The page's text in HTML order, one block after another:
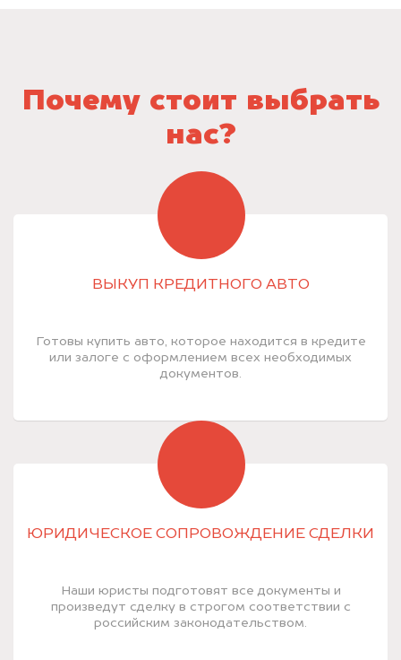
Почему стоит выбрать
нас?
ВЫКУП КРЕДИТНОГО АВТО
Готовы купить авто, которое находится в кредите
или залоге с оформлением всех необходимых
документов.
ЮРИДИЧЕСКОЕ СОПРОВОЖДЕНИЕ СДЕЛКИ
Наши юристы подготовят все документы и
произведут сделку в строгом соответствии с
российским законодательством.